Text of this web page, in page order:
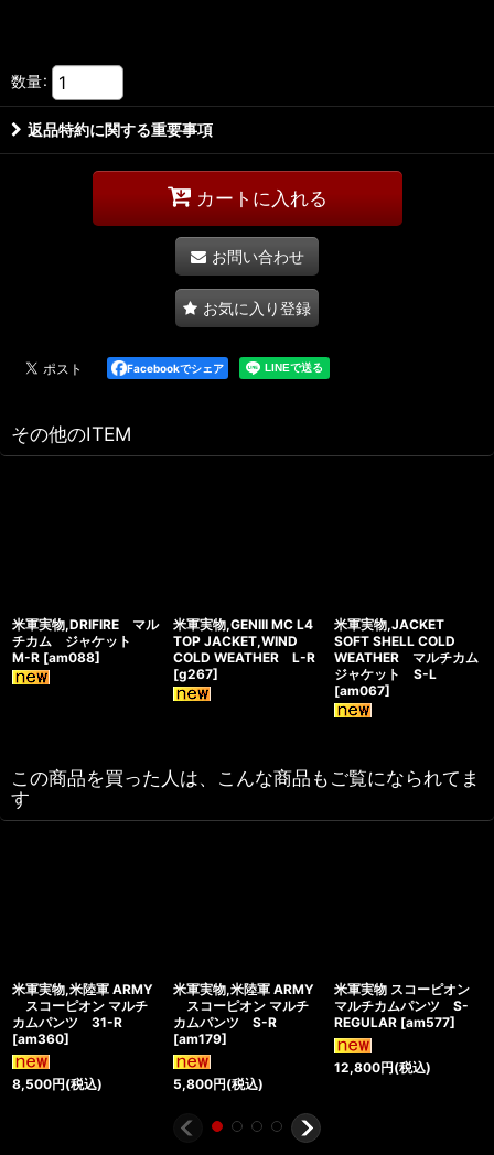
数量:
返品特約に関する重要事項
カートに入れる
お問い合わせ
お気に入り登録
Facebookでシェア
その他のITEM
米軍実物,DRIFIRE マル
チカム ジャケット
M-R [am088]
米軍実物,GENIII MC L4
TOP JACKET,WIND
COLD WEATHER L-R
[g267]
米軍実物,JACKET
SOFT SHELL COLD
WEATHER マルチカム
ジャケット S-L
[am067]
この商品を買った人は、こんな商品もご覧になられてま
す
米軍実物,米陸軍 ARMY
スコーピオン マルチ
カムパンツ 31-R
[am360]
8,500円(税込)
米軍実物,米陸軍 ARMY
スコーピオン マルチ
カムパンツ S-R
[am179]
5,800円(税込)
米軍実物 スコーピオン
マルチカムパンツ S-
REGULAR [am577]
12,800円(税込)